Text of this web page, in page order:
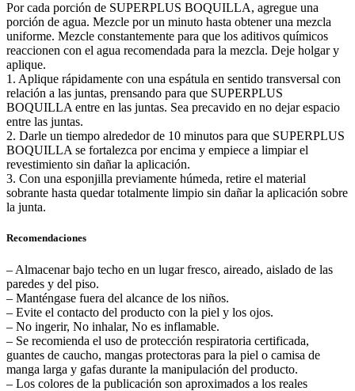
Por cada porción de SUPERPLUS BOQUILLA, agregue una
porción de agua. Mezcle por un minuto hasta obtener una mezcla
uniforme. Mezcle constantemente para que los aditivos químicos
reaccionen con el agua recomendada para la mezcla. Deje holgar y
aplique.
1. Aplique rápidamente con una espátula en sentido transversal con
relación a las juntas, prensando para que SUPERPLUS
BOQUILLA entre en las juntas. Sea precavido en no dejar espacio
entre las juntas.
2. Darle un tiempo alrededor de 10 minutos para que SUPERPLUS
BOQUILLA se fortalezca por encima y empiece a limpiar el
revestimiento sin dañar la aplicación.
3. Con una esponjilla previamente húmeda, retire el material
sobrante hasta quedar totalmente limpio sin dañar la aplicación sobre
la junta.
Recomendaciones
– Almacenar bajo techo en un lugar fresco, aireado, aislado de las
paredes y del piso.
– Manténgase fuera del alcance de los niños.
– Evite el contacto del producto con la piel y los ojos.
– No ingerir, No inhalar, No es inflamable.
– Se recomienda el uso de protección respiratoria certificada,
guantes de caucho, mangas protectoras para la piel o camisa de
manga larga y gafas durante la manipulación del producto.
– Los colores de la publicación son aproximados a los reales